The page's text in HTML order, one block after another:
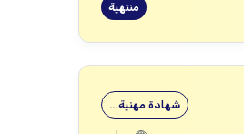
منتهية
شهادة مهنية…